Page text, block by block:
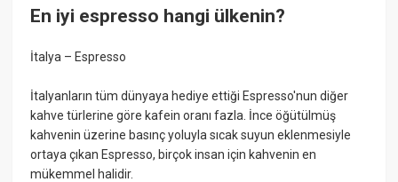
En iyi espresso hangi ülkenin?
İtalya – Espresso
İtalyanların tüm dünyaya hediye ettiği Espresso'nun diğer
kahve türlerine göre kafein oranı fazla. İnce öğütülmüş
kahvenin üzerine basınç yoluyla sıcak suyun eklenmesiyle
ortaya çıkan Espresso, birçok insan için kahvenin en
mükemmel halidir.